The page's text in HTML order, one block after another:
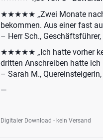
★★★★★ „Zwei Monate nach
bekommen. Aus einer fast
– Herr Sch.,
★★★★★ „Ich hatte vorher
dritten Anschreiben hatte
– Sarah M.,
—
Digitaler Download - kein Versand